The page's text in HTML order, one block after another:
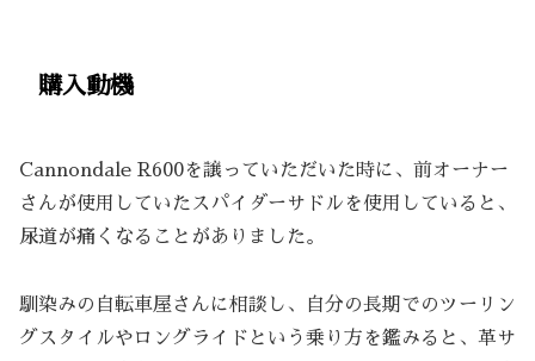
購入動機
Cannondale R600を譲っていただいた時に、前オーナー
さんが使用していたスパイダーサドルを使用していると、
尿道が痛くなることがありました。
馴染みの自転車屋さんに相談し、自分の長期でのツーリン
グスタイルやロングライドという乗り方を鑑みると、革サ